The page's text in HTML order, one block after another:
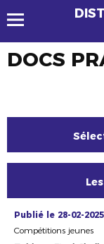
DOCS
Publié le 28-02-2025
Compétitions jeunes